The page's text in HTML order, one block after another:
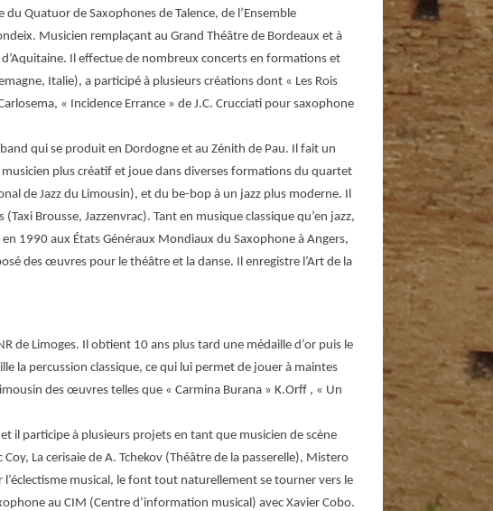
Quatuor de Saxophones de Talence, de l’Ensemble
Musicien remplaçant au Grand Théâtre de Bordeaux et à
Il effectue de nombreux concerts en formations et
Italie), a participé à plusieurs créations dont « Les Rois
« Incidence Errance » de J.C. Crucciati pour saxophone
qui se produit en Dordogne et au Zénith de Pau. Il fait un
plus créatif et joue dans diverses formations du quartet
de Jazz du Limousin), et du be-bop à un jazz plus moderne. Il
Brousse, Jazzenvrac). Tant en musique classique qu’en jazz,
1990 aux États Généraux Mondiaux du Saxophone à Angers,
des œuvres pour le théâtre et la danse. Il enregistre l’Art de la
de Limoges. Il obtient 10 ans plus tard une médaille d’or puis le
la percussion classique, ce qui lui permet de jouer à maintes
des œuvres telles que « Carmina Burana » K.Orff , « Un
il participe à plusieurs projets en tant que musicien de scène
La cerisaie de A. Tchekov (Théâtre de la passerelle), Mistero
musical, le font tout naturellement se tourner vers le
au CIM (Centre d’information musical) avec Xavier Cobo.